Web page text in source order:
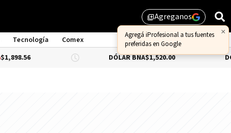
library_addAgreganos
×
Agregá iProfesional a tus fuentes
preferidas en Google
Tecnología
Comex
DÓLAR BNA $1,520.00 DÓLAR BLUE-